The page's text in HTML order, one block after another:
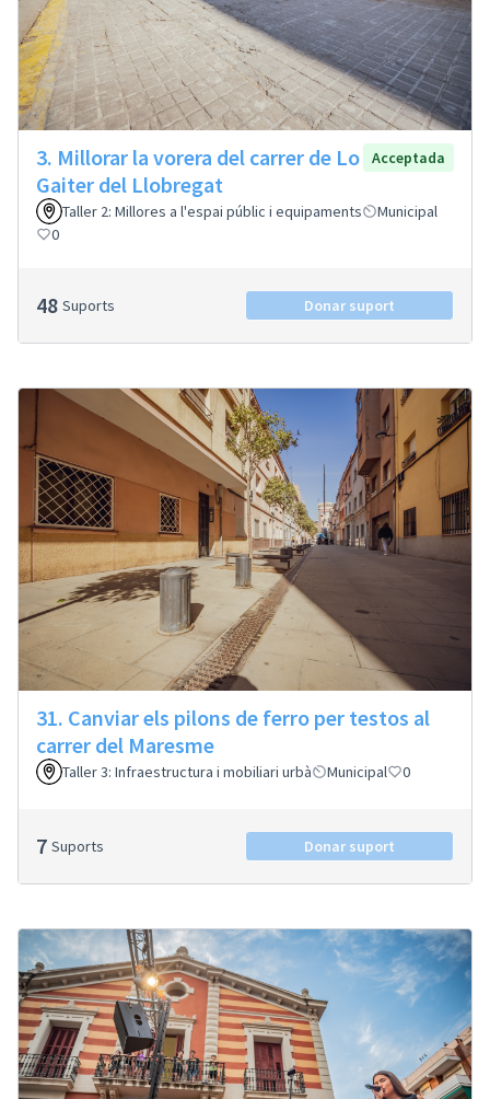
3. Millorar la vorera del carrer de Lo
Gaiter del Llobregat
Acceptada
Taller 2: Millores a l'espai públic i equipaments
Municipal
0
48 Suports Donar suport
31. Canviar els pilons de ferro per testos al
carrer del Maresme
Taller 3: Infraestructura i mobiliari urbà Municipal 0
7 Suports Donar suport